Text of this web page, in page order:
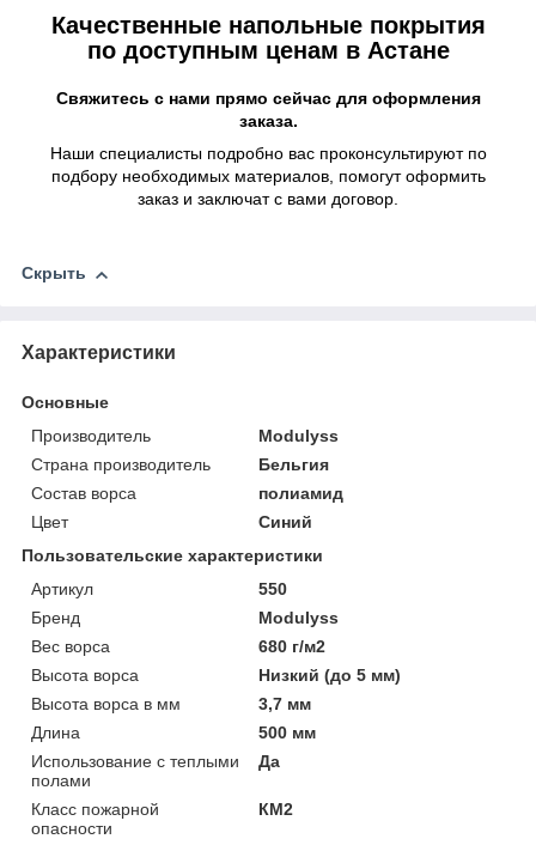
Качественные напольные покрытия
по доступным ценам в Астане
Свяжитесь с нами прямо сейчас для оформления
заказа.
Наши специалисты подробно вас проконсультируют по
подбору необходимых материалов, помогут оформить
заказ и заключат с вами договор.
Скрыть
Характеристики
Основные
Производитель
Modulyss
Страна производитель
Бельгия
Состав ворса
полиамид
Цвет
Синий
Пользовательские характеристики
Артикул
550
Бренд
Modulyss
Вес ворса
680 г/м2
Высота ворса
Низкий (до 5 мм)
Высота ворса в мм
3,7 мм
Длина
500 мм
Использование с теплыми
полами
Да
Класс пожарной
опасности
КМ2